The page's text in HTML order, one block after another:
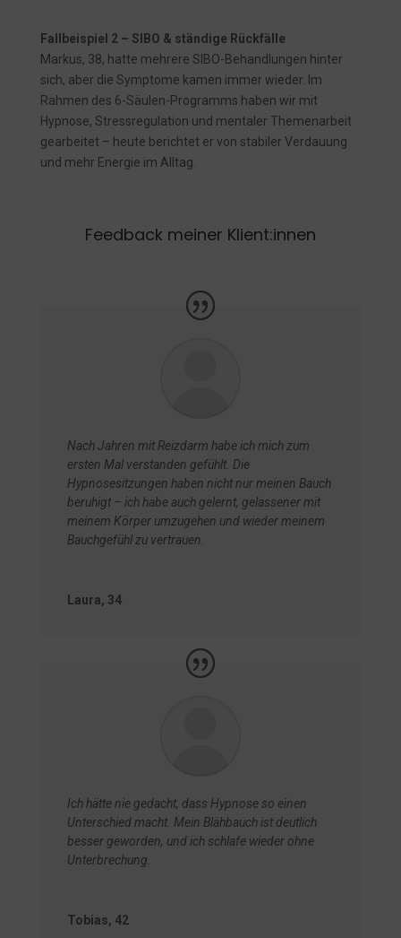
Fallbeispiel 2 – SIBO & ständige Rückfälle
Markus, 38, hatte mehrere SIBO-Behandlungen hinter
sich, aber die Symptome kamen immer wieder. Im
Rahmen des 6-Säulen-Programms haben wir mit
Hypnose, Stressregulation und mentaler Themenarbeit
gearbeitet – heute berichtet er von stabiler Verdauung
und mehr Energie im Alltag.
Feedback meiner Klient:innen
Nach Jahren mit Reizdarm habe ich mich zum
ersten Mal verstanden gefühlt. Die
Hypnosesitzungen haben nicht nur meinen Bauch
beruhigt – ich habe auch gelernt, gelassener mit
meinem Körper umzugehen und wieder meinem
Bauchgefühl zu vertrauen.
Laura, 34
Ich hätte nie gedacht, dass Hypnose so einen
Unterschied macht. Mein Blähbauch ist deutlich
besser geworden, und ich schlafe wieder ohne
Unterbrechung.
Tobias, 42